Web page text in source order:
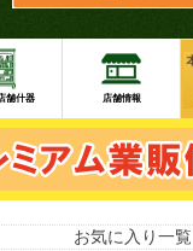
お気に入り一覧